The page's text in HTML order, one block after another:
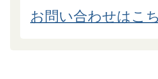
お問い合わせはこ